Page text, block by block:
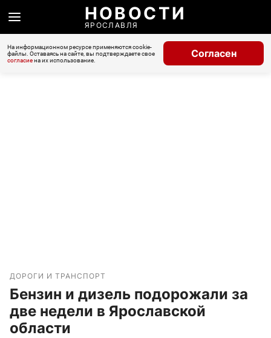
НОВОСТИ
ЯРОСЛАВЛЯ
На информационном ресурсе применяются cookie-
файлы. Оставаясь на сайте, вы подтверждаете свое
согласиена их использование.
Согласен
ДОРОГИ И ТРАНСПОРТ
Бензин и дизель подорожали за
две недели в Ярославской
области